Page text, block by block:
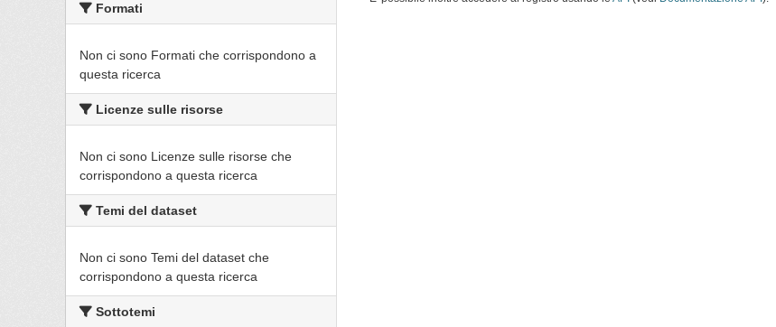
Formati
Non ci sono Formati che corrispondono a
questa ricerca
Licenze sulle risorse
Non ci sono Licenze sulle risorse che
corrispondono a questa ricerca
Temi del dataset
Non ci sono Temi del dataset che
corrispondono a questa ricerca
Sottotemi